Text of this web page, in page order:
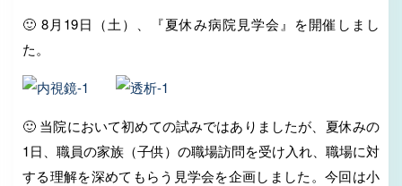
🙂 8月19日（土）、『夏休み病院見学会』を開催しまし
た。
🙂 当院において初めての試みではありましたが、夏休みの
1日、職員の家族（子供）の職場訪問を受け入れ、職場に対
する理解を深めてもらう見学会を企画しました。今回は小